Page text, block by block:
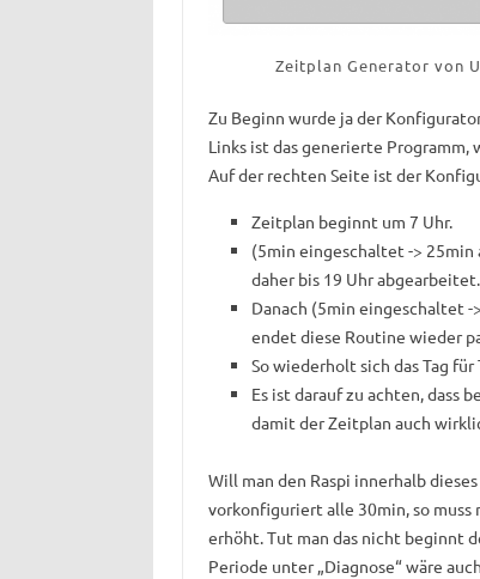
Zeitplan Generator von
Zu Beginn wurde ja der
Links ist das generierte Programm,
Auf der rechten Seite ist der
Zeitplan beginnt um 7 Uhr.
(5min eingeschaltet ->
daher bis 19 Uhr abgearbeitet.
Danach (5min eingeschaltet
endet diese Routine wieder
So wiederholt sich das Tag für
Es ist darauf zu achten, dass
damit der Zeitplan auch
Will man den Raspi innerhalb
vorkonfiguriert alle 30min, so muss
erhöht. Tut man das nicht beginnt
Periode unter „Diagnose“ wäre